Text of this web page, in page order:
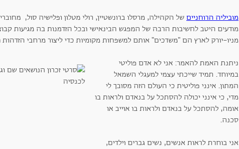
מוביליה הרוחניים של הקהילה, מרסלו ברונשטיין, רולי מטלון ופלישיה סול,
מודעים היטב לחשיבות הרבה של המפגש הבינאישי ובכל הזדמנות בה מגיעות
מניו-יורק לארץ הם "משדכים" אותם למשפחות מקומיות כדי ליצור מרחבי הזדהות
ניתנת האמת להאמר: אני לא אדם פוליטי
במיוחד. תמיד שייכתי עצמי למעגלי השמאל
המתון. אינני פוליטית כי העולם הזה מסובך לי
מדי, כי אינני יכולה להסתכל על בנאדם ולראות בו
אומה, להסתכל על בנאדם ולראות בו אוייב או
סכנה.
אני בוחרת לראות אנשים, נשים גברים וילדים,